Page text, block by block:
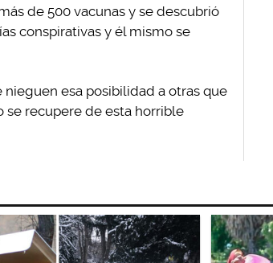
de 500 vacunas y se descubrió
conspirativas y él mismo se
nieguen esa posibilidad a otras que
se recupere de esta horrible